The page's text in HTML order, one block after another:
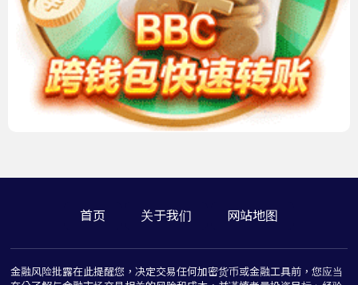
首页 关于我们 网站地图
金融风险批露在此提醒您，决定交易任何加密货币或金融工具前，您应当